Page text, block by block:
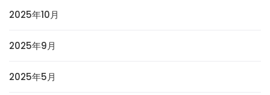
2025年10月
2025年9月
2025年5月